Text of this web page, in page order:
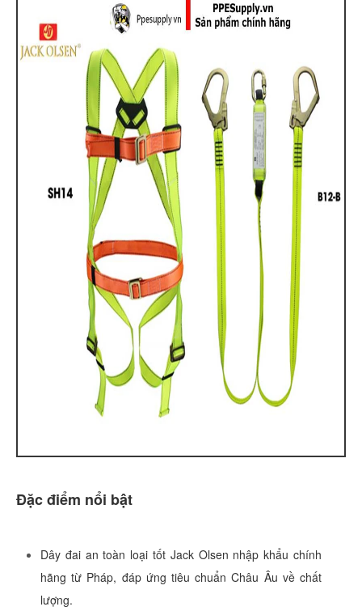
Đặc điểm nổi bật
Dây đai an toàn loại tốt Jack Olsen nhập khẩu chính
hãng từ Pháp, đáp ứng tiêu chuẩn Châu Âu về chất
lượng.